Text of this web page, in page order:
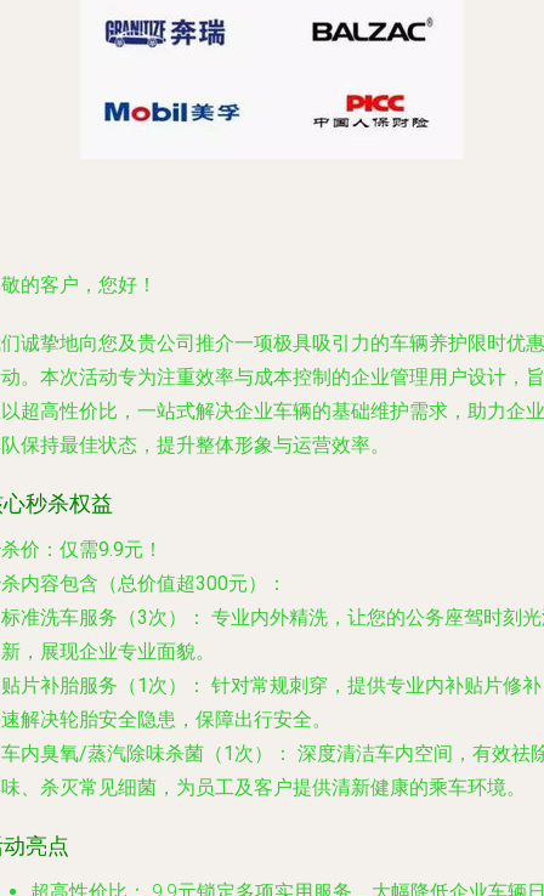
的客户，您好！
诚挚地向您及贵公司推介一项极具吸引力的车辆养护限时优惠
。本次活动专为注重效率与成本控制的企业管理用户设计，旨
超高性价比，一站式解决企业车辆的基础维护需求，助力企业
保持最佳状态，提升整体形象与运营效率。
秒杀权益
价：仅需9.9元！
内容包含（总价值超300元）：
标准洗车服务（3次）： 专业内外精洗，让您的公务座驾时刻
，展现企业专业面貌。
贴片补胎服务（1次）： 针对常规刺穿，提供专业内补贴片修
解决轮胎安全隐患，保障出行安全。
车内臭氧/蒸汽除味杀菌（1次）： 深度清洁车内空间，有效祛
、杀灭常见细菌，为员工及客户提供清新健康的乘车环境。
亮点